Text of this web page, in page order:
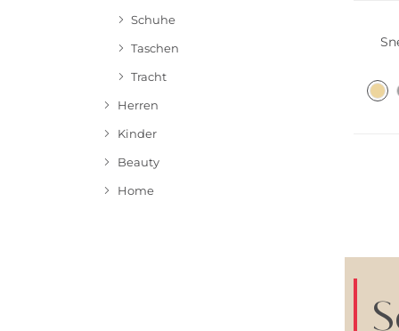
Schuhe
Taschen
Tracht
Herren
Kinder
Beauty
Home